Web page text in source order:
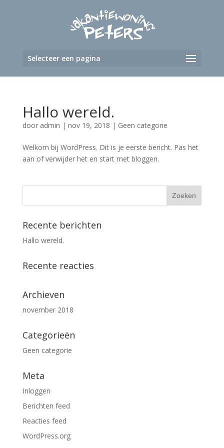
Selecteer een pagina
Hallo wereld.
door admin | nov 19, 2018 | Geen categorie
Welkom bij WordPress. Dit is je eerste bericht. Pas het
aan of verwijder het en start met bloggen.
Recente berichten
Hallo wereld.
Recente reacties
Archieven
november 2018
Categorieën
Geen categorie
Meta
Inloggen
Berichten feed
Reacties feed
WordPress.org